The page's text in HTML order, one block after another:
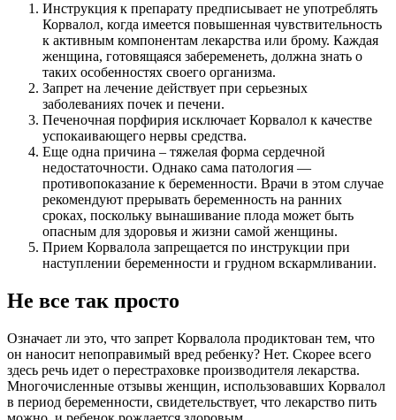
Инструкция к препарату предписывает не употреблять
Корвалол, когда имеется повышенная чувствительность
к активным компонентам лекарства или брому. Каждая
женщина, готовящаяся забеременеть, должна знать о
таких особенностях своего организма.
Запрет на лечение действует при серьезных
заболеваниях почек и печени.
Печеночная порфирия исключает Корвалол к качестве
успокаивающего нервы средства.
Еще одна причина – тяжелая форма сердечной
недостаточности. Однако сама патология —
противопоказание к беременности. Врачи в этом случае
рекомендуют прерывать беременность на ранних
сроках, поскольку вынашивание плода может быть
опасным для здоровья и жизни самой женщины.
Прием Корвалола запрещается по инструкции при
наступлении беременности и грудном вскармливании.
Не все так просто
Означает ли это, что запрет Корвалола продиктован тем, что
он наносит непоправимый вред ребенку? Нет. Скорее всего
здесь речь идет о перестраховке производителя лекарства.
Многочисленные отзывы женщин, использовавших Корвалол
в период беременности, свидетельствует, что лекарство пить